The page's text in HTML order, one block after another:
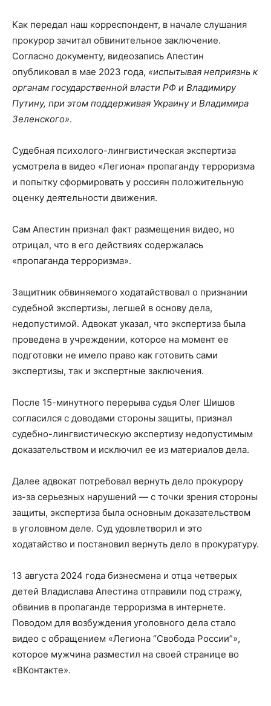
Как передал наш корреспондент, в начале слушания
прокурор зачитал обвинительное заключение.
Согласно документу, видеозапись Апестин
опубликовал в мае 2023 года, «испытывая неприязнь к
органам государственной власти РФ и Владимиру
Путину, при этом поддерживая Украину и Владимира
Зеленского».
Судебная психолого-лингвистическая экспертиза
усмотрела в видео «Легиона» пропаганду терроризма
и попытку сформировать у россиян положительную
оценку деятельности движения.
Сам Апестин признал факт размещения видео, но
отрицал, что в его действиях содержалась
«пропаганда терроризма».
Защитник обвиняемого ходатайствовал о признании
судебной экспертизы, легшей в основу дела,
недопустимой. Адвокат указал, что экспертиза была
проведена в учреждении, которое на момент ее
подготовки не имело право как готовить сами
экспертизы, так и экспертные заключения.
После 15-минутного перерыва судья Олег Шишов
согласился с доводами стороны защиты, признал
судебно-лингвистическую экспертизу недопустимым
доказательством и исключил ее из материалов дела.
Далее адвокат потребовал вернуть дело прокурору
из-за серьезных нарушений — с точки зрения стороны
защиты, экспертиза была основным доказательством
в уголовном деле. Суд удовлетворил и это
ходатайство и постановил вернуть дело в прокуратуру.
13 августа 2024 года бизнесмена и отца четверых
детей Владислава Апестина отправили под стражу,
обвинив в пропаганде терроризма в интернете.
Поводом для возбуждения уголовного дела стало
видео с обращением «Легиона “Свобода России”»,
которое мужчина разместил на своей странице во
«ВКонтакте».